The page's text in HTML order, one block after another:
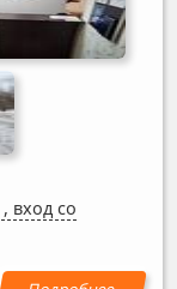
, вход со